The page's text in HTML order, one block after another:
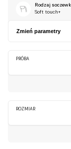
Rodzaj
Soft touch+
Zmień parametry
PRÓBA
ROZMIAR